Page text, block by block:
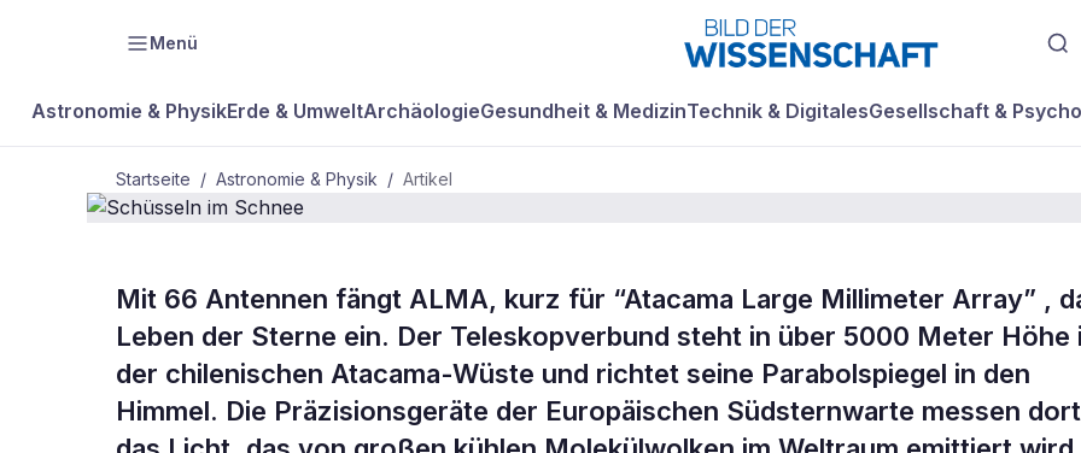
Menü
Astronomie & PhysikErde & UmweltArchäologieGesundheit & MedizinTechnik & DigitalesGesellschaft &
Startseite / Astronomie & Physik / Artikel
ASTRONOMIE & PHYSIK
Schüsseln im
Schnee
Mit 66 Antennen fängt ALMA, kurz für “Atacama Large Millimeter Array” ,
Leben der Sterne ein. Der Teleskopverbund steht in über 5000 Meter Höhe
der chilenischen Atacama-Wüste und richtet seine Parabolspiegel in den
Himmel. Die Präzisionsgeräte der Europäischen Südsternwarte messen dort